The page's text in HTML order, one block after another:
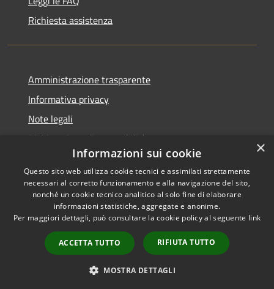
Richiesta assistenza
Amministrazione trasparente
Informativa privacy
Note legali
Dichiarazione di accessibilità
Accessibilità
Mappa del sito
Copyright © 2025 •
Comune di Castelfranco
Piandiscò • Powered by
Municipium•
Accesso
redazione
×
Informazioni sui cookie
Questo sito web utilizza cookie tecnici e assimilati strettamente
necessari al corretto funzionamento e alla navigazione del sito,
nonché un cookie tecnico analitico al solo fine di elaborare
informazioni statistiche, aggregate e anonime.
Per maggiori dettagli, può consultare la cookie policy al seguente link
ACCETTA TUTTO RIFIUTA TUTTO
MOSTRA DETTAGLI